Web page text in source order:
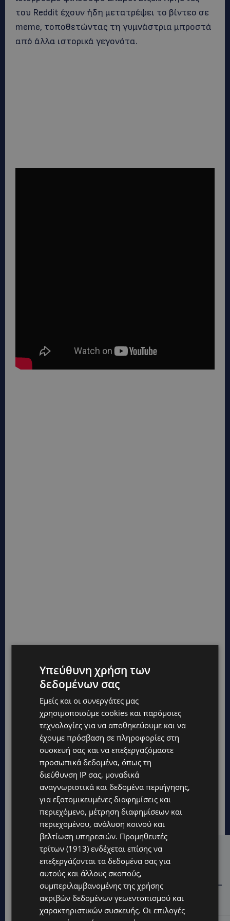
του Reddit έχουν ήδη μετατρέψει το βίντεο σε
meme, τοποθετώντας τη γυμνάστρια μπροστά
από άλλα ιστορικά γεγονότα.
Hot this week
STORIES
ΓΕΝΕΘΛΙΟΣ ΗΜΕΡΑ: Η ηλικία είναι μόνο ένας αριθμός –
Οι άνθρωποι και οι στιγμές είναι η πραγματική μας
ιστορία
Υπεύθυνη χρήση των
δεδομένων σας
Εμείς και οι συνεργάτες μας
χρησιμοποιούμε cookies και παρόμοιες
τεχνολογίες για να αποθηκεύουμε και να
έχουμε πρόσβαση σε πληροφορίες στη
συσκευή σας και να επεξεργαζόμαστε
προσωπικά δεδομένα, όπως τη
διεύθυνση IP σας, μοναδικά
αναγνωριστικά και δεδομένα περιήγησης,
για εξατομικευμένες διαφημίσεις και
περιεχόμενο, μέτρηση διαφημίσεων και
περιεχομένου, ανάλυση κοινού και
βελτίωση υπηρεσιών. Προμηθευτές
τρίτων (1913) ενδέχεται επίσης να
επεξεργάζονται τα δεδομένα σας για
αυτούς και άλλους σκοπούς,
συμπεριλαμβανομένης της χρήσης
ακριβών δεδομένων γεωεντοπισμού και
χαρακτηριστικών συσκευής. Οι επιλογές